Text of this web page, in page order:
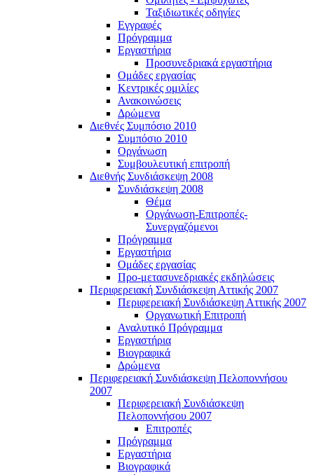
Ταξιδιωτικές οδηγίες
Εγγραφές
Πρόγραμμα
Εργαστήρια
Προσυνεδριακά εργαστήρια
Ομάδες εργασίας
Κεντρικές ομιλίες
Ανακοινώσεις
Δρώμενα
Διεθνές Συμπόσιο 2010
Συμπόσιο 2010
Οργάνωση
Συμβουλευτική επιτροπή
Διεθνής Συνδιάσκεψη 2008
Συνδιάσκεψη 2008
Θέμα
Οργάνωση-Επιτροπές-
Συνεργαζόμενοι
Πρόγραμμα
Εργαστήρια
Ομάδες εργασίας
Προ-μετασυνεδριακές εκδηλώσεις
Περιφερειακή Συνδιάσκεψη Αττικής 2007
Περιφερειακή Συνδιάσκεψη Αττικής 2007
Οργανωτική Επιτροπή
Αναλυτικό Πρόγραμμα
Εργαστήρια
Βιογραφικά
Δρώμενα
Περιφερειακή Συνδιάσκεψη Πελοποννήσου
2007
Περιφερειακή Συνδιάσκεψη
Πελοποννήσου 2007
Επιτροπές
Πρόγραμμα
Εργαστήρια
Βιογραφικά